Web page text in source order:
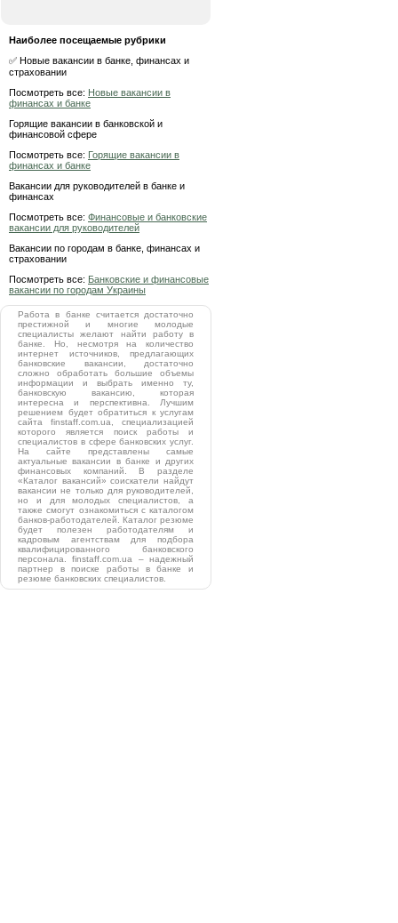
Наиболее посещаемые рубрики
✅ Новые вакансии в банке, финансах и
страховании
Посмотреть все: Новые вакансии в
финансах и банке
Горящие вакансии в банковской и
финансовой сфере
Посмотреть все: Горящие вакансии в
финансах и банке
Вакансии для руководителей в банке и
финансах
Посмотреть все: Финансовые и банковские
вакансии для руководителей
Вакансии по городам в банке, финансах и
страховании
Посмотреть все: Банковские и финансовые
вакансии по городам Украины
Работа в банке считается достаточно
престижной и многие молодые
специалисты желают найти работу в
банке. Но, несмотря на количество
интернет источников, предлагающих
банковские вакансии, достаточно
сложно обработать большие объемы
информации и выбрать именно ту,
банковскую вакансию, которая
интересна и перспективна. Лучшим
решением будет обратиться к услугам
сайта finstaff.com.ua, специализацией
которого является поиск работы и
специалистов в сфере банковских услуг.
На сайте представлены самые
актуальные вакансии в банке и других
финансовых компаний. В разделе
«Каталог вакансий» соискатели найдут
вакансии не только для руководителей,
но и для молодых специалистов, а
также смогут ознакомиться с каталогом
банков-работодателей. Каталог резюме
будет полезен работодателям и
кадровым агентствам для подбора
квалифицированного банковского
персонала. finstaff.com.ua – надежный
партнер в поиске работы в банке и
резюме банковских специалистов.